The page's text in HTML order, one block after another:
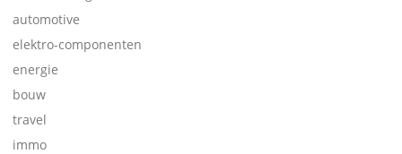
automotive
elektro-componenten
energie
bouw
travel
immo